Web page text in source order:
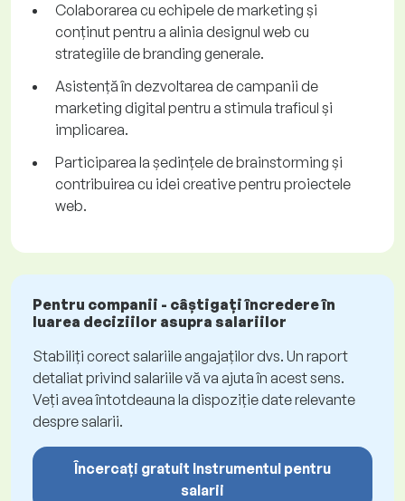
Colaborarea cu echipele de marketing și
conținut pentru a alinia designul web cu
strategiile de branding generale.
Asistență în dezvoltarea de campanii de
marketing digital pentru a stimula traficul și
implicarea.
Participarea la ședințele de brainstorming și
contribuirea cu idei creative pentru proiectele
web.
Pentru companii - câștigați încredere în
luarea deciziilor asupra salariilor
Stabiliți corect salariile angajaților dvs. Un raport
detaliat privind salariile vă va ajuta în acest sens.
Veți avea întotdeauna la dispoziție date relevante
despre salarii.
Încercați gratuit Instrumentul pentru
salarii